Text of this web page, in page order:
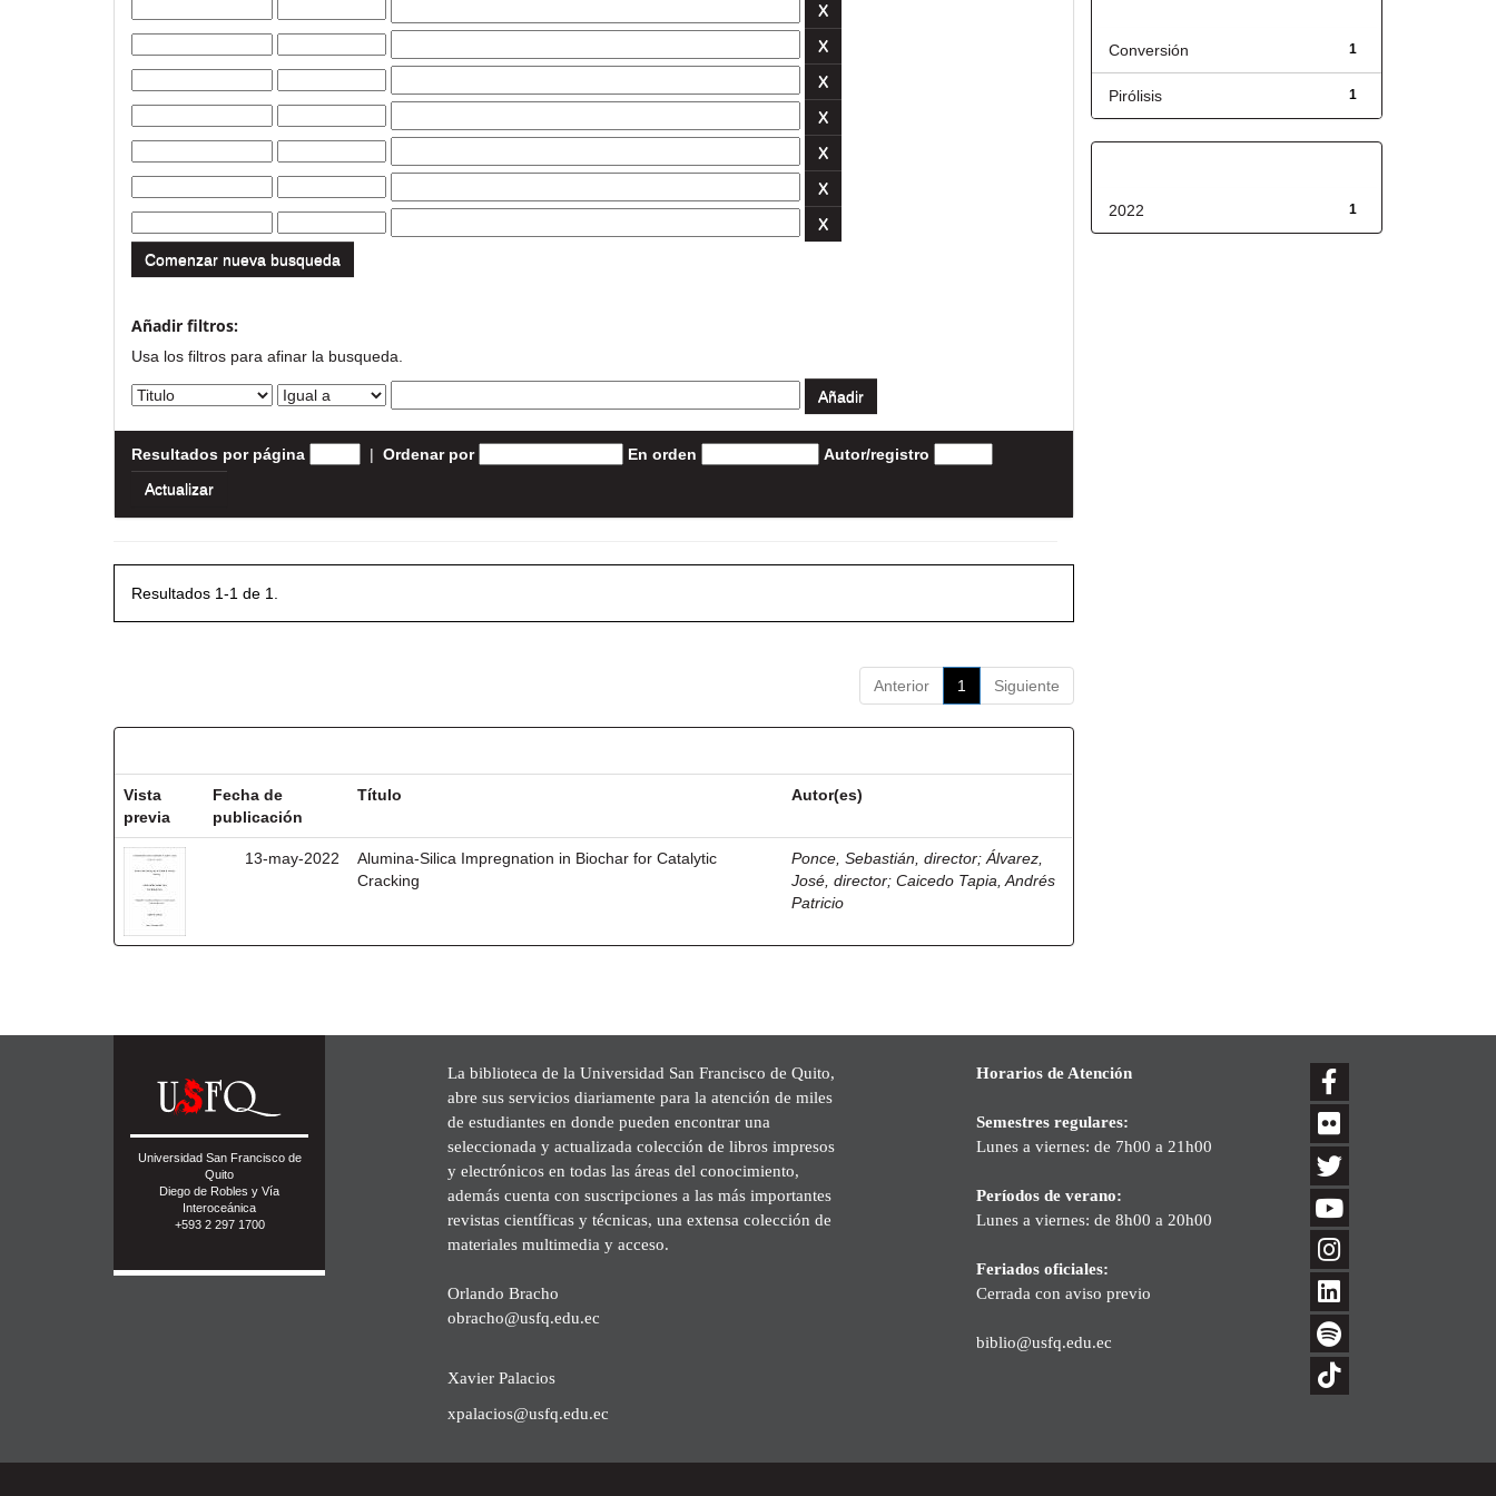
Comenzar nueva busqueda
Añadir filtros:
Usa los filtros para afinar la busqueda.
Resultados por página | Ordenar por En orden Autor/registro
Resultados 1-1 de 1.
Anterior 1 Siguiente
Vista
previa
Fecha de
publicación
Título Autor(es)
13-may-2022
Alumina-Silica Impregnation in Biochar for Catalytic
Cracking
Ponce, Sebastián, director;Álvarez,
José, director;Caicedo Tapia, Andrés
Patricio
1
Conversión
1
Pirólisis
1
2022
Universidad San Francisco de
Quito
Diego de Robles y Vía
Interoceánica
+593 2 297 1700
La biblioteca de la Universidad San Francisco de Quito,
abre sus servicios diariamente para la atención de miles
de estudiantes en donde pueden encontrar una
seleccionada y actualizada colección de libros impresos
y electrónicos en todas las áreas del conocimiento,
además cuenta con suscripciones a las más importantes
revistas científicas y técnicas, una extensa colección de
materiales multimedia y acceso.
Orlando Bracho
obracho@usfq.edu.ec
Xavier Palacios
xpalacios@usfq.edu.ec
Horarios de Atención
Semestres regulares:
Lunes a viernes: de 7h00 a 21h00
Períodos de verano:
Lunes a viernes: de 8h00 a 20h00
Feriados oficiales:
Cerrada con aviso previo
biblio@usfq.edu.ec